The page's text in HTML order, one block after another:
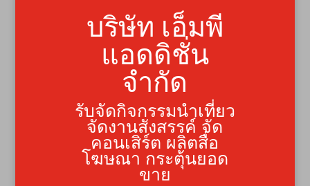
บริษัท เอ็มพี
แอดดิชั่น
จำกัด
รับจัดกิจกรรมนำเที่ยว
จัดงานสังสรรค์ จัด
คอนเสิร์ต ผลิตสื่อ
โฆษณา กระตุ้นยอด
ขาย